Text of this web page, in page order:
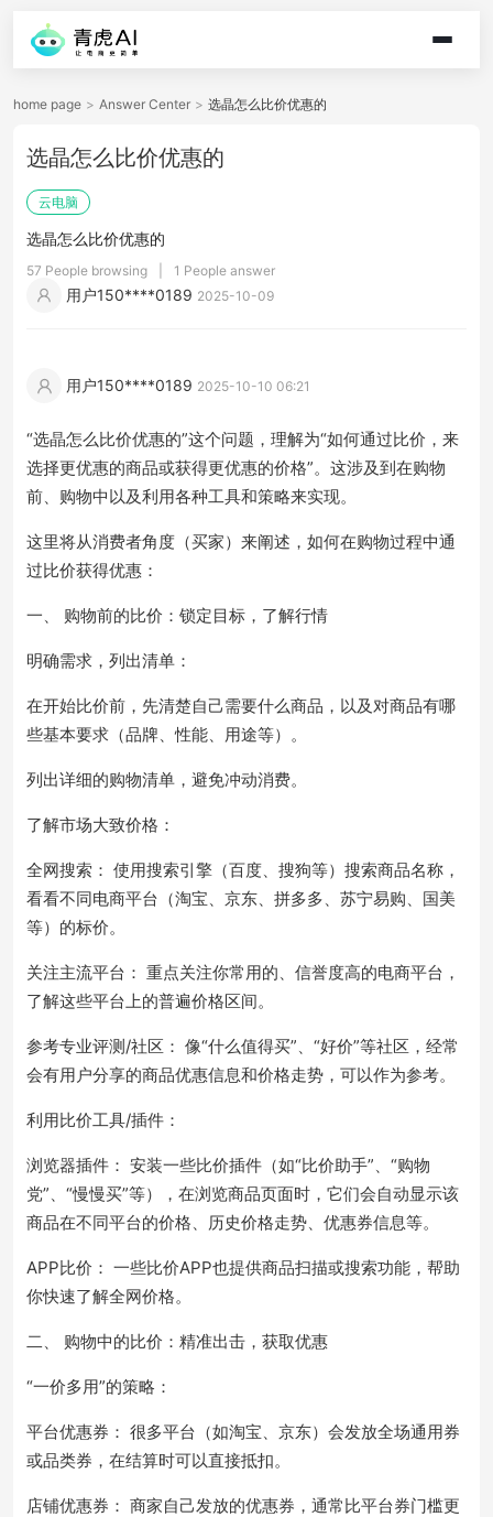
home page > Answer Center > 选晶怎么比价优惠的
选晶怎么比价优惠的
云电脑
选晶怎么比价优惠的
57 People browsing 1 People answer
用户150****0189 2025-10-09
用户150****0189 2025-10-10 06:21
“选晶怎么比价优惠的”这个问题，理解为“如何通过比价，来
选择更优惠的商品或获得更优惠的价格”。这涉及到在购物
前、购物中以及利用各种工具和策略来实现。
这里将从消费者角度（买家）来阐述，如何在购物过程中通
过比价获得优惠：
一、 购物前的比价：锁定目标，了解行情
明确需求，列出清单：
在开始比价前，先清楚自己需要什么商品，以及对商品有哪
些基本要求（品牌、性能、用途等）。
列出详细的购物清单，避免冲动消费。
了解市场大致价格：
全网搜索： 使用搜索引擎（百度、搜狗等）搜索商品名称，
看看不同电商平台（淘宝、京东、拼多多、苏宁易购、国美
等）的标价。
关注主流平台： 重点关注你常用的、信誉度高的电商平台，
了解这些平台上的普遍价格区间。
参考专业评测/社区： 像“什么值得买”、“好价”等社区，经常
会有用户分享的商品优惠信息和价格走势，可以作为参考。
利用比价工具/插件：
浏览器插件： 安装一些比价插件（如“比价助手”、“购物
党”、“慢慢买”等），在浏览商品页面时，它们会自动显示该
商品在不同平台的价格、历史价格走势、优惠券信息等。
APP比价： 一些比价APP也提供商品扫描或搜索功能，帮助
你快速了解全网价格。
二、 购物中的比价：精准出击，获取优惠
“一价多用”的策略：
平台优惠券： 很多平台（如淘宝、京东）会发放全场通用券
或品类券，在结算时可以直接抵扣。
店铺优惠券： 商家自己发放的优惠券，通常比平台券门槛更